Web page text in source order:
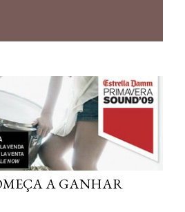
A GANHAR